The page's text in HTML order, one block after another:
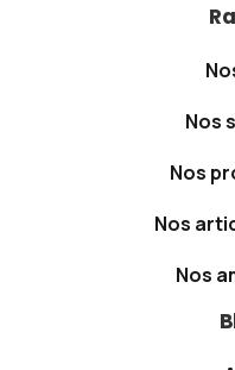
Nos
Nos
Nos
Nos